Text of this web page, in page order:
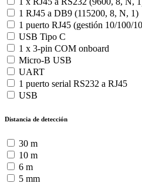
1 RJ45 a DB9 (115200, 8, N, 1)
1 puerto RJ45 (gestión 10/100/
USB Tipo C
1 x 3-pin COM onboard
Micro-B USB
UART
1 puerto serial RS232 a RJ45
USB
Distancia de detección
30 m
10 m
6 m
5 mm